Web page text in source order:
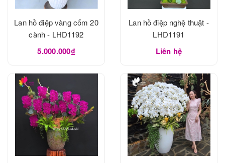
Lan hồ điệp vàng cốm 20
cành - LHD1192
5.000.000₫
Lan hồ điệp nghệ thuật -
LHD1191
Liên hệ